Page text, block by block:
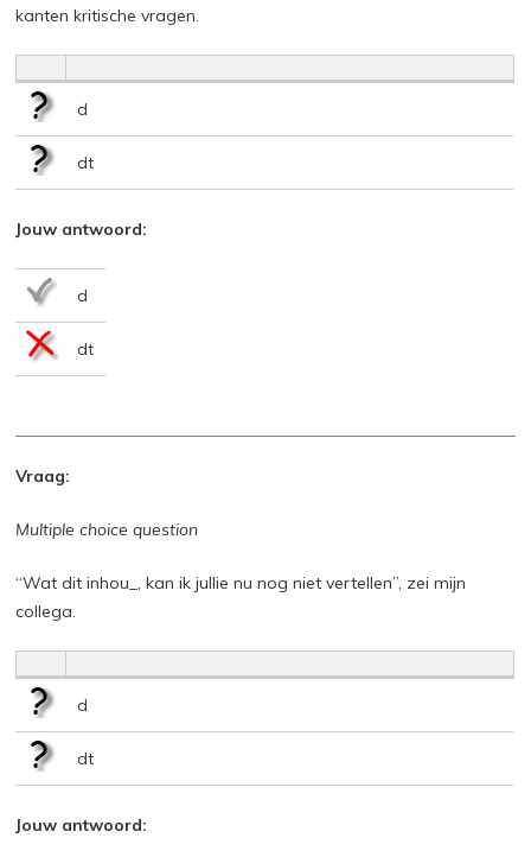
kanten kritische vragen.
d
dt
Jouw antwoord:
d
dt
Vraag:
Multiple choice question
“Wat dit inhou_, kan ik jullie nu nog niet vertellen”, zei mijn
collega.
d
dt
Jouw antwoord: